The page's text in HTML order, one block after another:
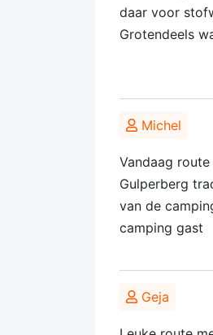
daar voor
Grotendeels
Michel
Vandaag
Gulperberg
van de
camping gast
Geja